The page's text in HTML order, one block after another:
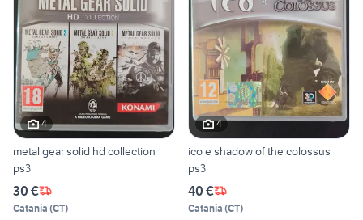
4
metal gear solid hd collection
ps3
30 €
Catania (CT)
4
ico e shadow of the colossus
ps3
40 €
Catania (CT)